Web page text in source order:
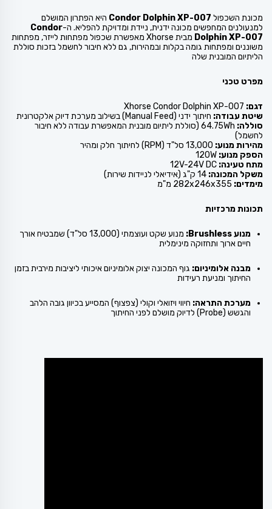
מכונת השכפול Condor Dolphin XP-007 היא הפתרון המושלם
למנעולנים המחפשים מכונה ידנית, ניידת ומדויקת להפליא. ה-Condor
Dolphin XP-007
מבית Xhorse מאפשרת שכפול מפתחות לייזר, מפתחות
משוננים ומפתחות גומה בקלות ובמהירות, גם ללא חיבור לחשמל בזכות סוללת
הליתיום המובנית שלה
מפרט טכני
דגם:
שיטת עבודה: חיתוך ידני (Manual Feed) בשילוב מערכת דיוק אלקטרונית
סוללה:
64.75Wh (סוללת ליתיום מובנית המאפשרת עבודה ללא חיבור
לחשמל)
מהירות מנוע:
הספק מנוע:
מתח טעינה:
משקל המכונה:
מימדים:
תכונות מרכזיות
מנוע Brushless:
מנוע שקט ועוצמתי (13,000 סל"ד) שמבטיח אורך
חיים ארוך ותחזוקה מינימלית
מבנה אלומיניום: גוף המכונה יצוק אלומיניום איכותי ליציבות מירבית בזמן
החיתוך ומניעת רעידות
מערכת התראה: חיווי ויזואלי וקולי (צפצוף) המסייע בכיוון גובה הלהב
והגשש (Probe) לדיוק מושלם לפני החיתוך